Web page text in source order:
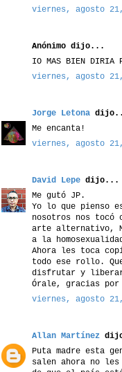
viernes, agosto
Anónimo dijo...
IO MAS BIEN DIRIA
viernes, agosto
Jorge Letona
Me encanta!
viernes, agosto
David Lepe dijo...
Me gutó JP.
Yo lo que pienso
nosotros nos
arte alternativo,
a la
Ahora les toca
todo ese rollo.
disfrutar y
Órale, gracias por
viernes, agosto
Allan Martínez
Puta madre esta
salen ahora no